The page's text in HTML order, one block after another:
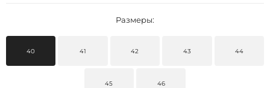
Размеры:
40 41 42 43 44
45 46